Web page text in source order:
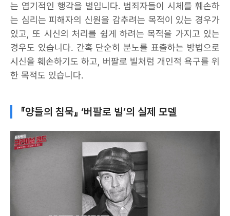
는 엽기적인 행각을 벌입니다. 범죄자들이 시체를 훼손하
는 심리는 피해자의 신원을 감추려는 목적이 있는 경우가
있고, 또 시신의 처리를 쉽게 하려는 목적을 가지고 있는
경우도 있습니다. 간혹 단순히 분노를 표출하는 방법으로
시신을 훼손하기도 하고, 버팔로 빌처럼 개인적 욕구를 위
한 목적도 있습니다.
『양들의 침묵』 ‘버팔로 빌’의 실제 모델